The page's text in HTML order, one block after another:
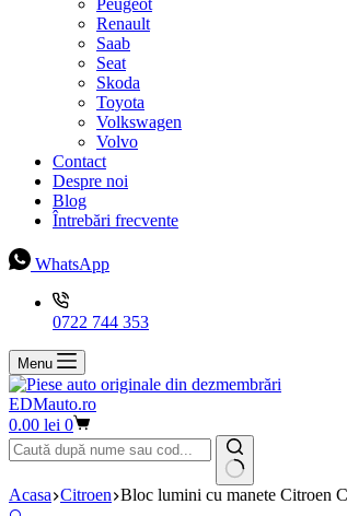
Peugeot
Renault
Saab
Seat
Skoda
Toyota
Volkswagen
Volvo
Contact
Despre noi
Blog
Întrebări frecvente
WhatsApp
0722 744 353
Menu
EDMauto.ro
Coș
de
cumpărături
0.00 lei 0
Niciun
Acasa Citroen Bloc lumini cu manete Citroen